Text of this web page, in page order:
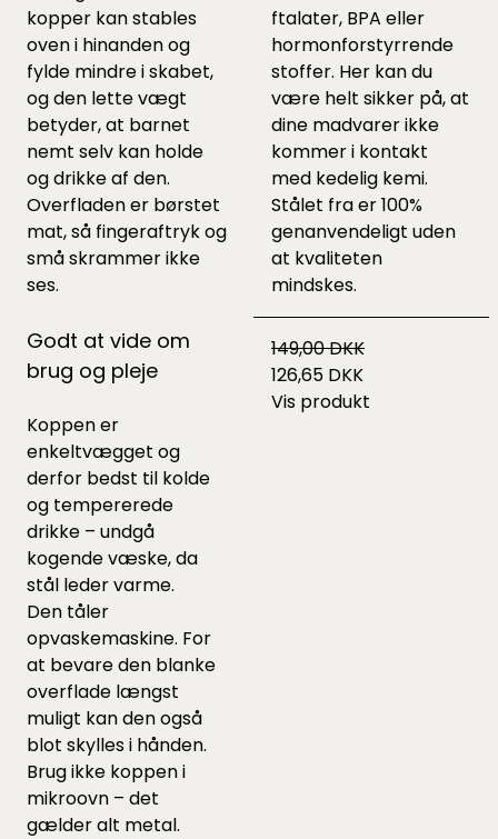
kopper kan stables
oven i hinanden og
fylde mindre i skabet,
og den lette vægt
betyder, at barnet
nemt selv kan holde
og drikke af den.
Overfladen er børstet
mat, så fingeraftryk og
små skrammer ikke
ses.
Godt at vide om
brug og pleje
Koppen er
enkeltvægget og
derfor bedst til kolde
og tempererede
drikke – undgå
kogende væske, da
stål leder varme.
Den tåler
opvaskemaskine. For
at bevare den blanke
overflade længst
muligt kan den også
blot skylles i hånden.
Brug ikke koppen i
mikroovn – det
gælder alt metal.
ftalater, BPA eller
hormonforstyrrende
stoffer. Her kan du
være helt sikker på, at
dine madvarer ikke
kommer i kontakt
med kedelig kemi.
Stålet fra er 100%
genanvendeligt uden
at kvaliteten
mindskes.
149,00 DKK
126,65 DKK
Vis produkt